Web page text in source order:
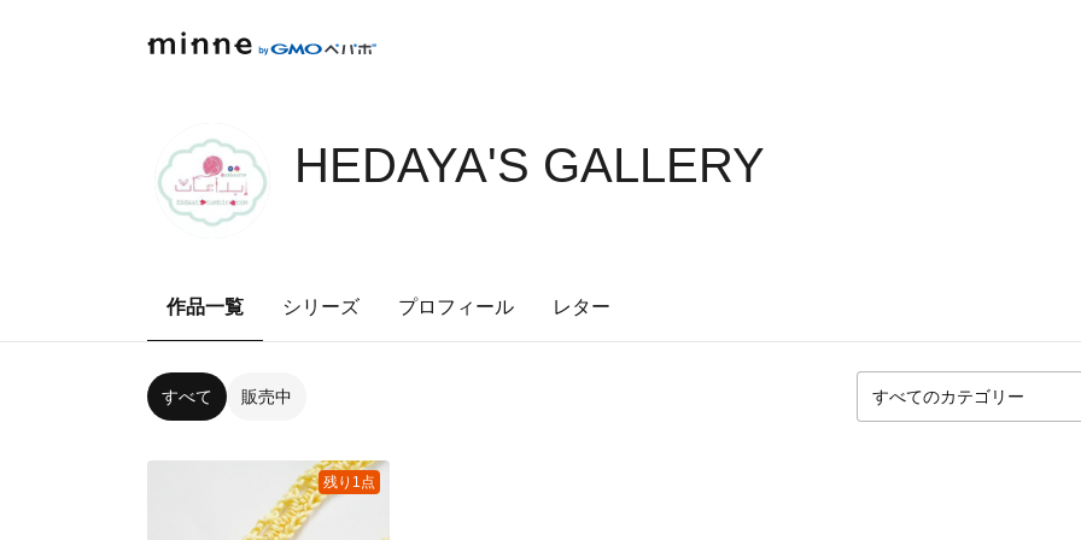
HEDAYA'S GALLERY
作品一覧 シリーズ プロフィール レター
すべて 販売中
残り1点